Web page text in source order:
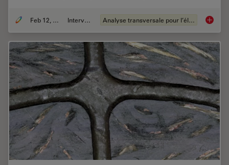
Feb 12, 2026 Interviews Analyse transversale pour l’électronique Burr